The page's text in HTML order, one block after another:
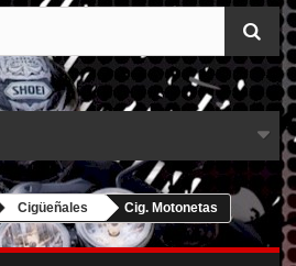
Cigüeñales Cig. Motonetas